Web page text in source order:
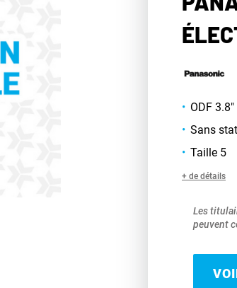
ODF 3.8"
Sans
Taille 5
+ de détails
Les
peuvent